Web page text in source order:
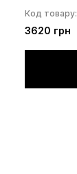
Код товару:
3620 грн